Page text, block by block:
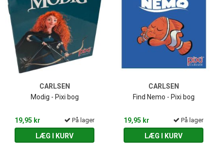
CARLSEN
Modig - Pixi bog
19,95 kr På lager
LÆG I KURV
CARLSEN
Find Nemo - Pixi bog
19,95 kr På lager
LÆG I KURV